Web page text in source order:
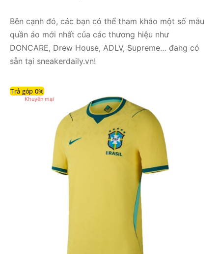
Bên cạnh đó, các bạn có thể tham khảo một số mẫu
quần áo mới nhất của các thương hiệu như
DONCARE, Drew House, ADLV, Supreme… đang có
sẵn tại sneakerdaily.vn!
Trả góp 0%
Khuyến mại
đang
giảm
giá